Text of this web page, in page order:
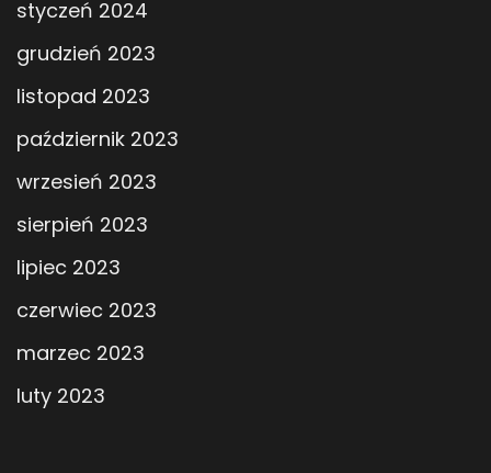
styczeń 2024
grudzień 2023
listopad 2023
październik 2023
wrzesień 2023
sierpień 2023
lipiec 2023
czerwiec 2023
marzec 2023
luty 2023